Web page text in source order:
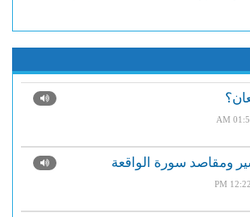
ومقاصد سورة الواقعة